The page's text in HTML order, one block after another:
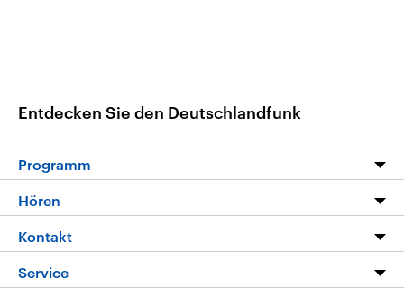
Entdecken Sie den Deutschlandfunk
Programm
Programm
Die Nachrichten
Nachrichtenleicht
Hören
Livestream
Podcasts
Kontakt
Hörerservice
Service